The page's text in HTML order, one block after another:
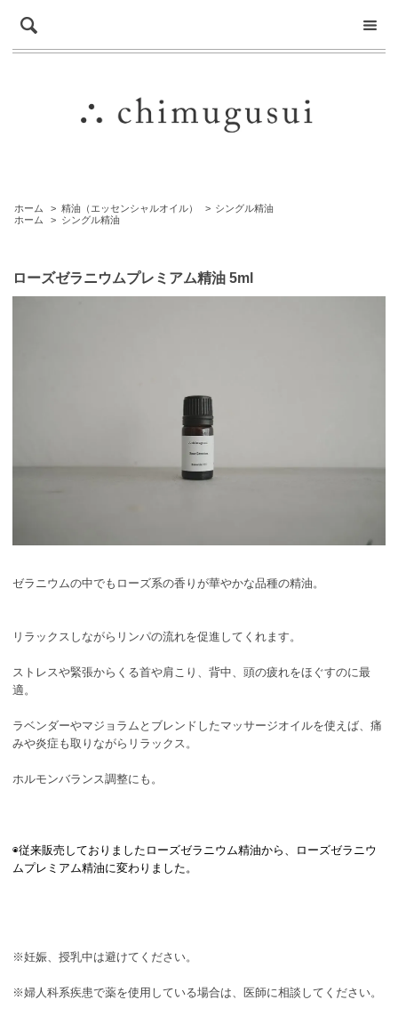
ホーム > 精油（エッセンシャルオイル） > シングル精油
ホーム
> シングル精油
ローズゼラニウムプレミアム精油 5ml
ゼラニウムの中でもローズ系の香りが華やかな品種の精油。
リラックスしながらリンパの流れを促進してくれます。
ストレスや緊張からくる首や肩こり、背中、頭の疲れをほぐすのに最
適。
ラベンダーやマジョラムとブレンドしたマッサージオイルを使えば、痛
みや炎症も取りながらリラックス。
ホルモンバランス調整にも。
◉従来販売しておりましたローズゼラニウム精油から、ローズゼラニウ
ムプレミアム精油に変わりました。
※妊娠、授乳中は避けてください。
※婦人科系疾患で薬を使用している場合は、医師に相談してください。